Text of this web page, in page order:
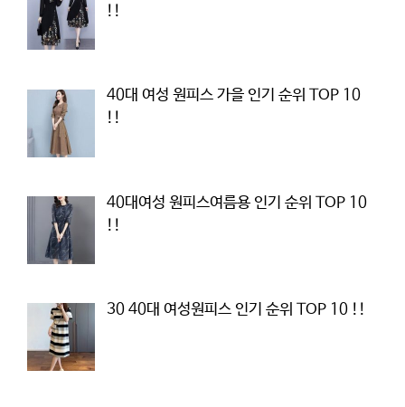
!!
40대 여성 원피스 가을 인기 순위 TOP 10
!!
40대여성 원피스여름용 인기 순위 TOP 10
!!
30 40대 여성원피스 인기 순위 TOP 10 !!